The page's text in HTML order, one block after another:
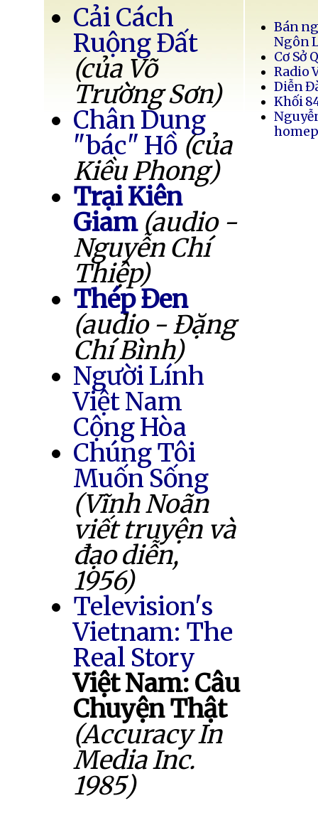
Cải Cách
Ruộng Đất
(của Võ
Trường Sơn)
Chân Dung
"bác" Hồ (của
Kiều Phong)
Trại Kiên
Giam (audio -
Nguyễn Chí
Thiệp)
Thép Đen
(audio - Đặng
Chí Bình)
Người Lính
Việt Nam
Cộng Hòa
Chúng Tôi
Muốn Sống
(Vĩnh Noãn
viết truyện và
đạo diễn,
1956)
Television's
Vietnam: The
Real Story
Việt Nam: Câu
Chuyện Thật
(Accuracy In
Media Inc.
1985)
Bán
Ngôn
Cơ Sở
Radio
Diễn
Khối